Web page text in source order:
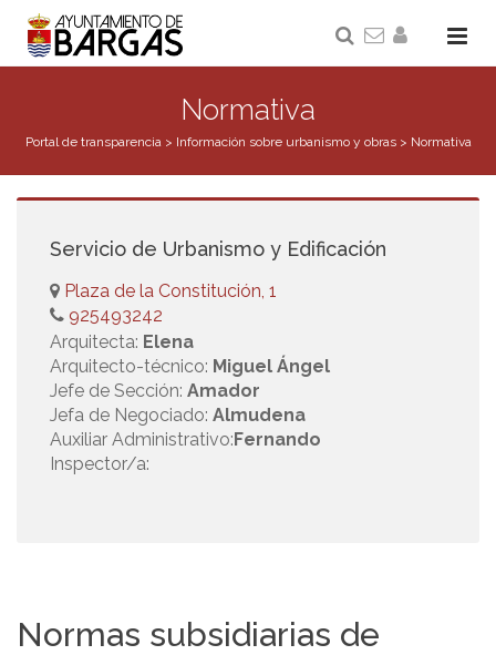
Normativa
Portal de transparencia> Información sobre urbanismo y obras> Normativa
Servicio de Urbanismo y Edificación
Plaza de la Constitución, 1
925493242
Arquitecta: Elena
Arquitecto-técnico: Miguel Ángel
Jefe de Sección: Amador
Jefa de Negociado: Almudena
Auxiliar Administrativo:Fernando
Inspector/a:
Normas subsidiarias de